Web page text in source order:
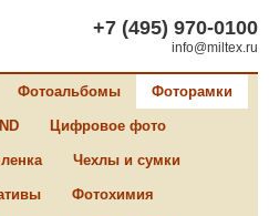
+7 (495) 970-0100
info@miltex.ru
Фотоальбомы Фоторамки
Цифровое фото
Чехлы и сумки
Фотохимия